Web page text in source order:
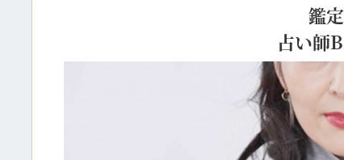
鑑
占い師